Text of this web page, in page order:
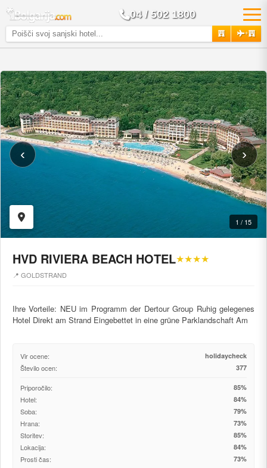
04 / 502 1800
+
‹ ›
1 / 15
HVD RIVIERA BEACH HOTEL★★★★
📍 GOLDSTRAND
Ihre Vorteile: NEU im Programm der Dertour Group Ruhig gelegenes
Hotel Direkt am Strand Eingebettet in eine grüne Parklandschaft Am
Vir ocene: holidaycheck
Število ocen: 377
Priporočilo: 85%
Hotel: 84%
Soba: 79%
Hrana: 73%
Storitev: 85%
Lokacija: 84%
Prosti čas: 73%